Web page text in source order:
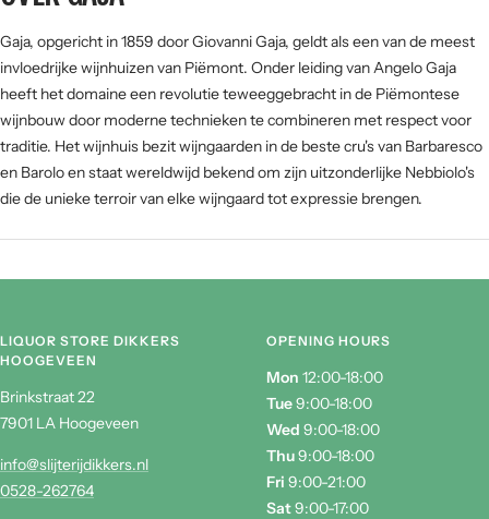
Gaja, opgericht in 1859 door Giovanni Gaja, geldt als een van de meest
invloedrijke wijnhuizen van Piëmont. Onder leiding van Angelo Gaja
heeft het domaine een revolutie teweeggebracht in de Piëmontese
wijnbouw door moderne technieken te combineren met respect voor
traditie. Het wijnhuis bezit wijngaarden in de beste cru's van Barbaresco
en Barolo en staat wereldwijd bekend om zijn uitzonderlijke Nebbiolo's
die de unieke terroir van elke wijngaard tot expressie brengen.
LIQUOR STORE DIKKERS
HOOGEVEEN
Brinkstraat 22
7901 LA Hoogeveen
info@slijterijdikkers.nl
0528-262764
OPENING HOURS
Mon 12:00-18:00
Tue9:00-18:00
Wed 9:00-18:00
Thu9:00-18:00
Fri 9:00-21:00
Sat9:00-17:00